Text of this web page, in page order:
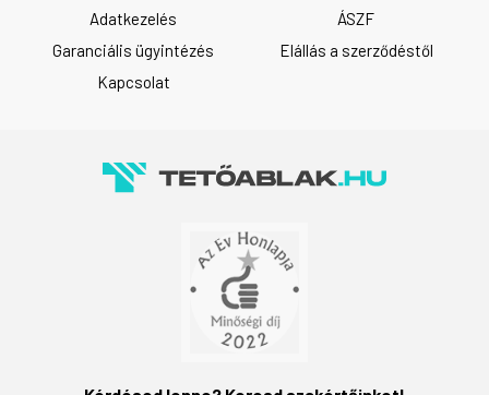
Adatkezelés
ÁSZF
Garanciális ügyintézés
Elállás a szerződéstől
Kapcsolat